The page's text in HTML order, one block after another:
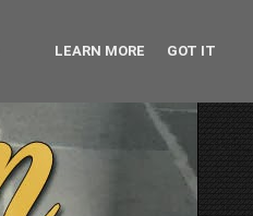
LEARN MORE GOT IT